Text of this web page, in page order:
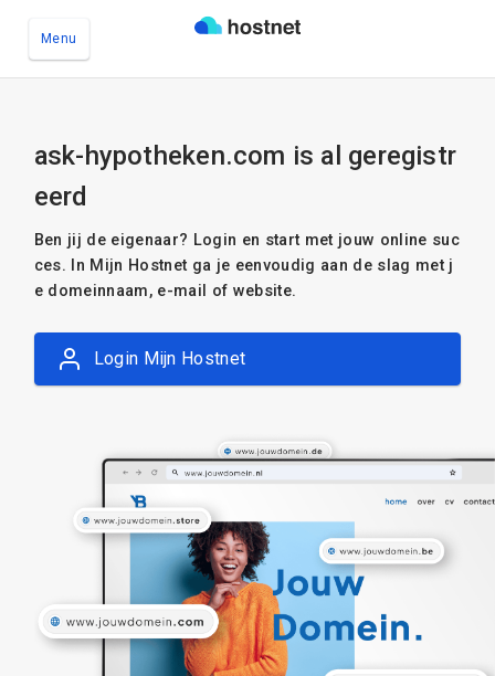
Menu
ask-hypotheken.com is al geregistr
eerd
Ben jij de eigenaar? Login en start met jouw online suc
ces. In Mijn Hostnet ga je eenvoudig aan de slag met j
e domeinnaam, e-mail of website.
Login Mijn Hostnet